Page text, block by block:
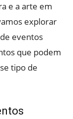
e a arte em
explorar
eventos
que podem
tipo de